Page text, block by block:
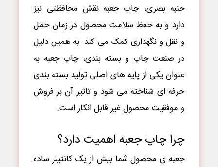
جنبه بصری، چاپ جعبه نقش محافظتی نیز
دارد و به حفظ سلامت محصول در زمان حمل
و نقل و نگهداری کمک می کند. به همین دلیل
در صنعت چاپ و بسته بندی، چاپ جعبه به
عنوان یکی از پایه های اصلی تولید بسته بندی
حرفه ای شناخته می شود و تاثیر آن بر فروش
و موفقیت محصول غیر قابل انکار است.
چرا چاپ جعبه اهمیت دارد؟
جعبه ی محصول شما بیش از یک کانتینر ساده